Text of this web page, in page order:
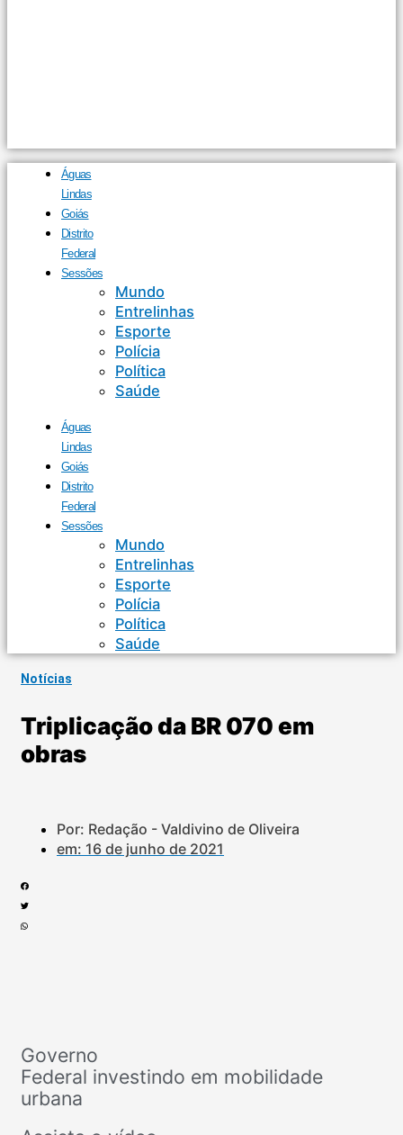
Águas
Lindas
Goiás
Distrito
Federal
Sessões
Mundo
Entrelinhas
Esporte
Polícia
Política
Saúde
Águas
Lindas
Goiás
Distrito
Federal
Sessões
Mundo
Entrelinhas
Esporte
Polícia
Política
Saúde
Notícias
Triplicação da BR 070 em
obras
Por: Redação - Valdivino de Oliveira
em: 16 de junho de 2021
Governo
Federal investindo em mobilidade
urbana